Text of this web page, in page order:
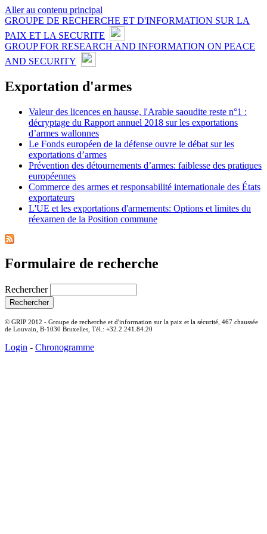
Aller au contenu principal
GROUPE DE RECHERCHE ET D'INFORMATION SUR LA
PAIX ET LA SECURITE
GROUP FOR RESEARCH AND INFORMATION ON PEACE
AND SECURITY
Exportation d'armes
Valeur des licences en hausse, l'Arabie saoudite reste n°1 :
décryptage du Rapport annuel 2018 sur les exportations
d’armes wallonnes
Le Fonds européen de la défense ouvre le débat sur les
exportations d’armes
Prévention des détournements d’armes: faiblesse des pratiques
européennes
Commerce des armes et responsabilité internationale des États
exportateurs
L'UE et les exportations d'armements: Options et limites du
réexamen de la Position commune
Formulaire de recherche
Rechercher
© GRIP 2012 - Groupe de recherche et d'information sur la paix et la sécurité, 467 chaussée
de Louvain, B-1030 Bruxelles, Tél.: +32.2.241.84.20
Login - Chronogramme